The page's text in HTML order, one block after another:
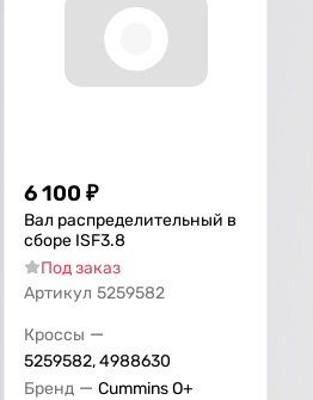
6 100 ₽
Вал распределительный в
сборе ISF3.8
Под заказ
Артикул 5259582
Кроссы —
5259582, 4988630
Бренд — Cummins O+